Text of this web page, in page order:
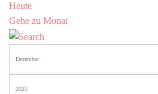
Heute
Gehe zu Monat